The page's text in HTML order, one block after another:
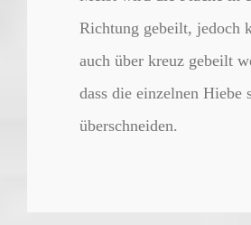
Richtung gebeilt, jedoch
auch über kreuz gebeilt
dass die einzelnen Hiebe
überschneiden.